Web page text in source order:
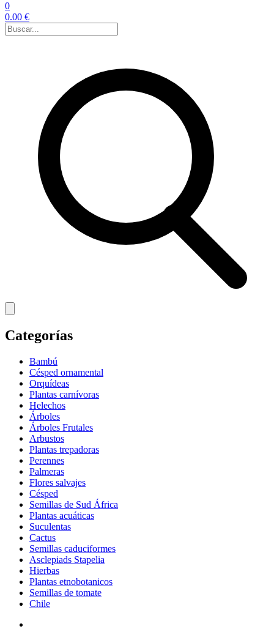
0
0.00 €
Categorías
Bambú
Césped ornamental
Orquídeas
Plantas carnívoras
Helechos
Árboles
Árboles Frutales
Arbustos
Plantas trepadoras
Perennes
Palmeras
Flores salvajes
Césped
Semillas de Sud África
Plantas acuáticas
Suculentas
Cactus
Semillas caduciformes
Asclepiads Stapelia
Hierbas
Plantas etnobotanicos
Semillas de tomate
Chile